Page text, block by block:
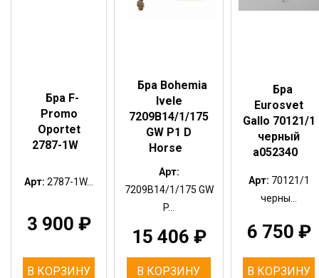
Бра F-
Promo
Oportet
2787-1W
Арт: 2787-1W...
3 900 ₽
В КОРЗИНУ
Бра Bohemia
Ivele
7209B14/1/175
GW P1 D
Horse
Арт:
7209B14/1/175 GW
P...
15 406 ₽
В КОРЗИНУ
Бра
Eurosvet
Gallo 70121/1
черный
a052340
Арт: 70121/1
черны...
6 750 ₽
В КОРЗИНУ